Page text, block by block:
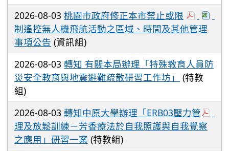
2026-08-03 桃園市政府修正本市禁止或限
制遙控無人機飛航活動之區域、時間及其他管理
事項公告 (資訊組)
2026-08-03 轉知 有關本局辦理「特殊教育人員防
災安全教育與地震避難疏散研習工作坊」
(特教
組)
2026-08-03 轉知中原大學辦理「ERB03壓力管
理及放鬆訓練－芳香療法於自我照護與自我覺察
之應用」研習一案 (特教組)